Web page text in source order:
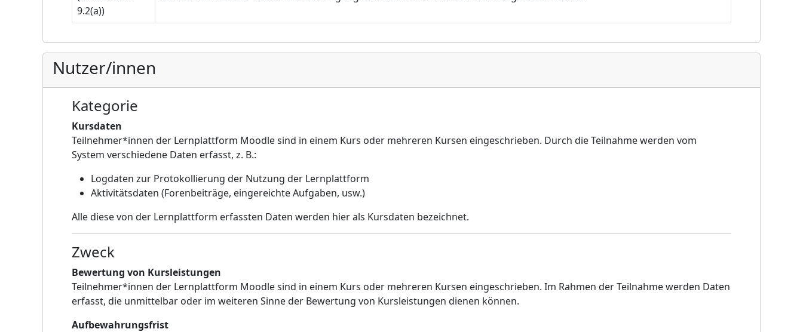
9.2(a))
Nutzer/innen
Kategorie
Kursdaten
Teilnehmer*innen der Lernplattform Moodle sind in einem Kurs oder mehreren Kursen eingeschrieben. Durch die Teilnahme werden vom
System verschiedene Daten erfasst, z. B.:
Logdaten zur Protokollierung der Nutzung der Lernplattform
Aktivitätsdaten (Forenbeiträge, eingereichte Aufgaben, usw.)
Alle diese von der Lernplattform erfassten Daten werden hier als Kursdaten bezeichnet.
Zweck
Bewertung von Kursleistungen
Teilnehmer*innen der Lernplattform Moodle sind in einem Kurs oder mehreren Kursen eingeschrieben. Im Rahmen der Teilnahme werden Daten
erfasst, die unmittelbar oder im weiteren Sinne der Bewertung von Kursleistungen dienen können.
Aufbewahrungsfrist